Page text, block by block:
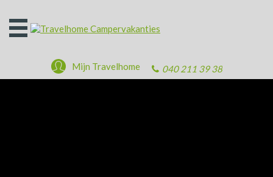
Open
het
040 211 39 38
Mijn Travelhome